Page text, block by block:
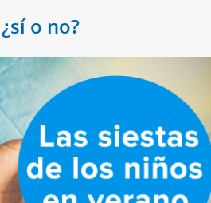
o no?